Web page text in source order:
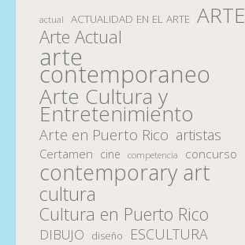
actual ACTUALIDAD EN EL ARTE ARTE
Arte Actual
arte
contemporaneo
Arte Cultura y
Entretenimiento
Arte en Puerto Rico artistas
Certamen cine competencia concurso
contemporary art
cultura
Cultura en Puerto Rico
DIBUJO diseño ESCULTURA